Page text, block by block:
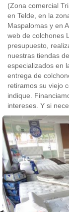
(Zona comercial
en Telde, en la
Maspalomas y en
web de colchones
presupuesto,
nuestras tiendas
especializados en
entrega de
retiramos su viejo
indique.
intereses. Y si